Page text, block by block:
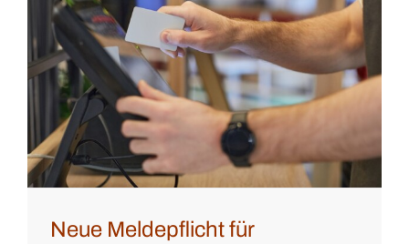
Neue Meldepflicht für